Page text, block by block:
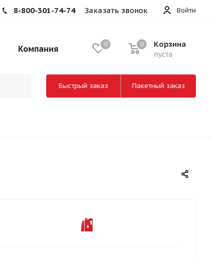
Войти
8-800-301-74-74 Заказать звонок
0 Корзина
пуста
0
Компания
Быстрый заказ Пакетный заказ